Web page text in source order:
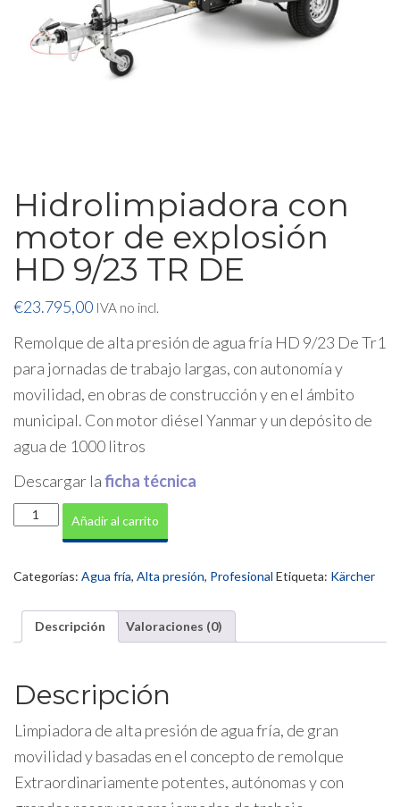
Hidrolimpiadora con
motor de explosión
HD 9/23 TR DE
€23.795,00 IVA no incl.
Remolque de alta presión de agua fría HD 9/23 De Tr1
para jornadas de trabajo largas, con autonomía y
movilidad, en obras de construcción y en el ámbito
municipal. Con motor diésel Yanmar y un depósito de
agua de 1000 litros
Descargar laficha técnica
Hidrolimpiadora
con
explosión
Añadir al carrito
Categorías: Agua fría, Alta presión, Profesional Etiqueta: Kärcher
Descripción Valoraciones (0)
Descripción
Limpiadora de alta presión de agua fría, de gran
movilidad y basadas en el concepto de remolque
Extraordinariamente potentes, autónomas y con